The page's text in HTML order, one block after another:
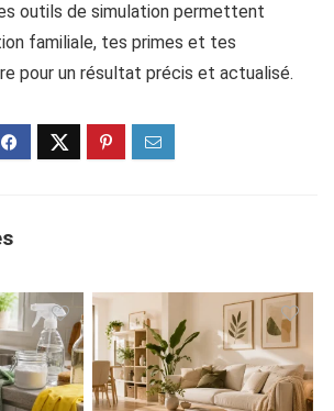
outils de simulation permettent
familiale, tes primes et tes
pour un résultat précis et actualisé.